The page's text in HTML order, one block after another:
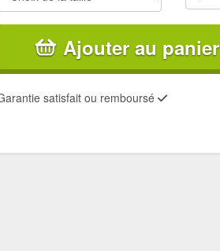
Ajouter au panier
satisfait ou remboursé